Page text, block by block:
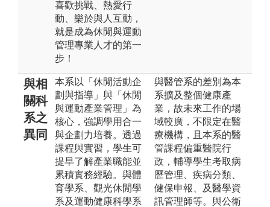
喜歡挑戰、熱愛行
動、樂於與人互動，
就是成為休閒與運動
管理專業人才的第一
步！
與相
關科
系之
異同
本系以「休閒活動企
劃與指導」與「休閒
與運動產業管理」為
核心，強調學用合一
與企劃力培養。透過
課程與實習，學生可
提早了解產業職能並
累積實務經驗。與體
育學系、觀光休閒學
系及運動健康科學系
與醫管系的差別為本
系擴及整個健康產
業，故未來工作的場
域較廣，不限定在醫
療機構，且本系的醫
管課程偏重醫院行
政，輔導學生考取病
歷管理、疾病分類、
健保申報、及醫學資
訊管理師等。與公衛